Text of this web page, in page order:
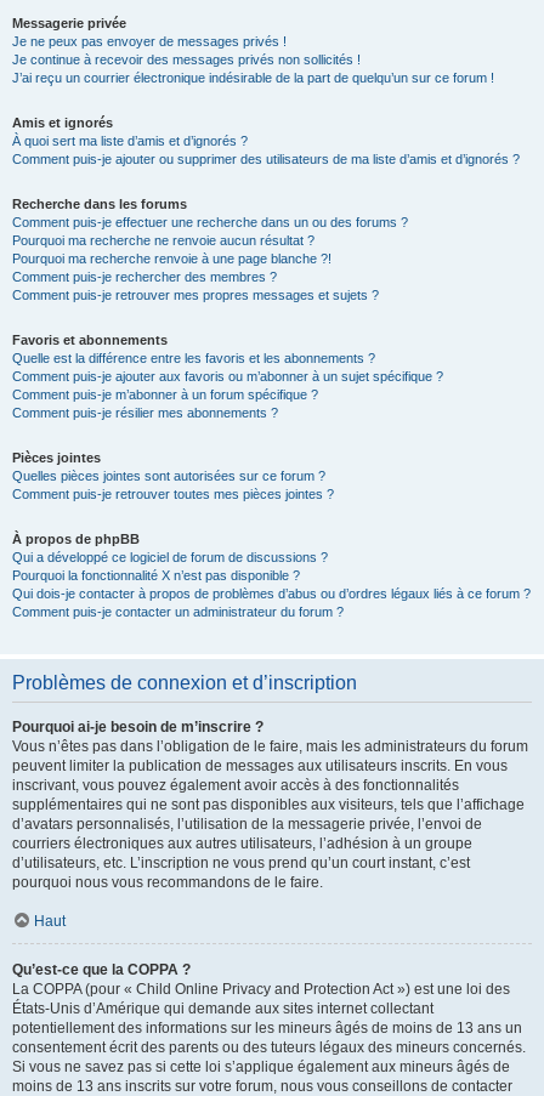
Messagerie privée
Je ne peux pas envoyer de messages privés !
Je continue à recevoir des messages privés non sollicités !
J’ai reçu un courrier électronique indésirable de la part de quelqu’un sur ce forum !
Amis et ignorés
À quoi sert ma liste d’amis et d’ignorés ?
Comment puis-je ajouter ou supprimer des utilisateurs de ma liste d’amis et d’ignorés ?
Recherche dans les forums
Comment puis-je effectuer une recherche dans un ou des forums ?
Pourquoi ma recherche ne renvoie aucun résultat ?
Pourquoi ma recherche renvoie à une page blanche ?!
Comment puis-je rechercher des membres ?
Comment puis-je retrouver mes propres messages et sujets ?
Favoris et abonnements
Quelle est la différence entre les favoris et les abonnements ?
Comment puis-je ajouter aux favoris ou m’abonner à un sujet spécifique ?
Comment puis-je m’abonner à un forum spécifique ?
Comment puis-je résilier mes abonnements ?
Pièces jointes
Quelles pièces jointes sont autorisées sur ce forum ?
Comment puis-je retrouver toutes mes pièces jointes ?
À propos de phpBB
Qui a développé ce logiciel de forum de discussions ?
Pourquoi la fonctionnalité X n’est pas disponible ?
Qui dois-je contacter à propos de problèmes d’abus ou d’ordres légaux liés à ce forum ?
Comment puis-je contacter un administrateur du forum ?
Problèmes de connexion et d’inscription
Pourquoi ai-je besoin de m’inscrire ?
Vous n’êtes pas dans l’obligation de le faire, mais les administrateurs du forum
peuvent limiter la publication de messages aux utilisateurs inscrits. En vous
inscrivant, vous pouvez également avoir accès à des fonctionnalités
supplémentaires qui ne sont pas disponibles aux visiteurs, tels que l’affichage
d’avatars personnalisés, l’utilisation de la messagerie privée, l’envoi de
courriers électroniques aux autres utilisateurs, l’adhésion à un groupe
d’utilisateurs, etc. L’inscription ne vous prend qu’un court instant, c’est
pourquoi nous vous recommandons de le faire.
Haut
Qu’est-ce que la COPPA ?
La COPPA (pour « Child Online Privacy and Protection Act ») est une loi des
États-Unis d’Amérique qui demande aux sites internet collectant
potentiellement des informations sur les mineurs âgés de moins de 13 ans un
consentement écrit des parents ou des tuteurs légaux des mineurs concernés.
Si vous ne savez pas si cette loi s’applique également aux mineurs âgés de
moins de 13 ans inscrits sur votre forum, nous vous conseillons de contacter